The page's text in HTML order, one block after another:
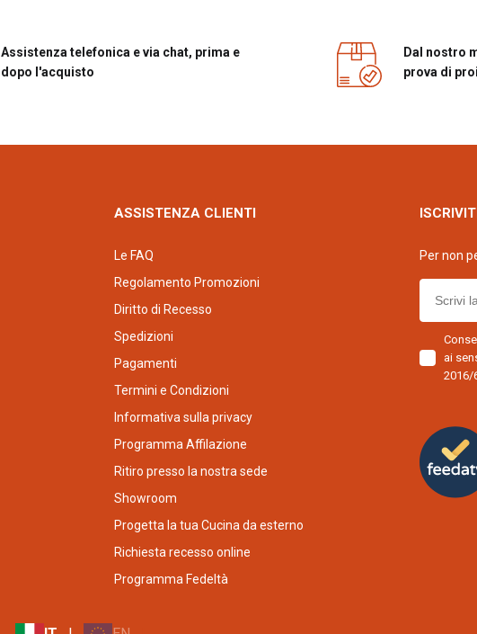
Assistenza telefonica e via chat, prima e
dopo l'acquisto
Dal nostro
prova di
ASSISTENZA CLIENTI
Le FAQ
Regolamento Promozioni
Diritto di Recesso
Spedizioni
Pagamenti
Termini e Condizioni
Informativa sulla privacy
Programma Affilazione
Ritiro presso la nostra sede
Showroom
Progetta la tua Cucina da esterno
Richiesta recesso online
Programma Fedeltà
Per non
i
l
n
e
w
ai
2016/